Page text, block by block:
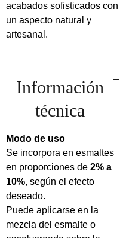
acabados sofisticados con
un aspecto natural y
artesanal.
Información
técnica
Modo de uso
Se incorpora en esmaltes
en proporciones de 2% a
10%, según el efecto
deseado.
Puede aplicarse en la
mezcla del esmalte o